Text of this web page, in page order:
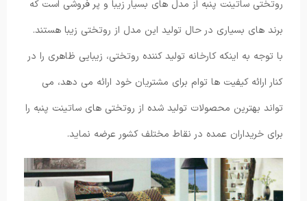
روتختی ساتینت پنبه از مدل های بسیار زیبا و پر فروشی است که
برند های بسیاری در حال تولید این مدل از روتختی زیبا هستند.
با توجه به اینکه کارخانه تولید کننده روتختی، زیبایی ظاهری را در
کنار ارائه کیفیت ها توام برای مشتریان خود ارائه می دهد، می
‌تواند بهترین محصولات تولید شده از روتختی های ساتینت پنبه را
برای خریداران عمده در نقاط مختلف کشور عرضه نماید.